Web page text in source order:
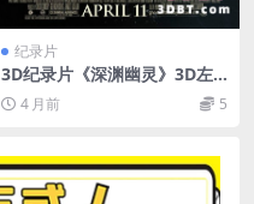
纪录片
3D纪录片《深渊幽灵》3D左
右格式 高清网盘 下载 VR3D
中文出屏字幕
4 月前 5